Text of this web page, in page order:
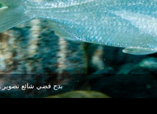
بدح فضي شائع تصوير by Ryanskiy, A.